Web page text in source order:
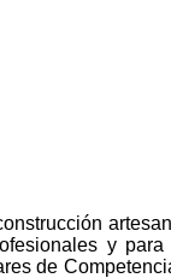
y para
de